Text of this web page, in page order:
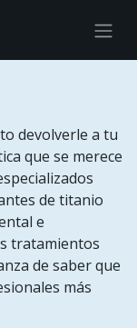
devolverle a tu
que se merece
de titanio
e
tratamientos
de saber que
más